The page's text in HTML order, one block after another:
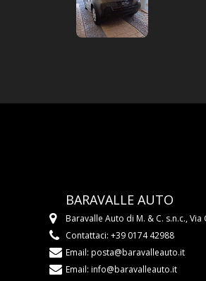
BARAVALLE AUTO
Baravalle Auto di M. & C. s.n.c.,
Contattaci: +39 0174 42988
Email: posta@baravalleauto.it
Email: info@baravalleauto.it